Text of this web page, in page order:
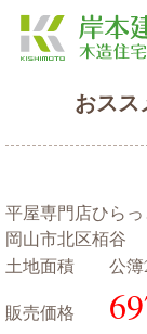
おスス
平屋専門店ひら
岡山市北区栢谷
土地面積 公
販売価格